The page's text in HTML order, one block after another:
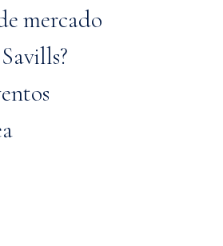
mercado